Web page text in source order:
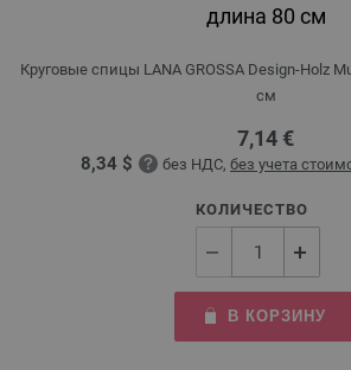
длина 80 см
Круговые спицы LANA GROSSA Design-Holz
см
7,14 €
8,34 $ без НДС, без учета
КОЛИЧЕСТВО
В КОРЗИНУ